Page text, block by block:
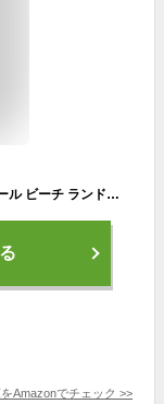
[I'm so happy] メッシュバッグ 大容量 トート プール ビーチ ランドリーバッグ 防水 折りたたみ コンパクト（ブラック）
Amazonでチェック >>